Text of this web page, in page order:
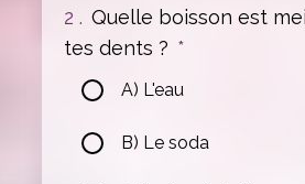
2 . Quelle boisson est
tes dents ? *
A) L'eau
B) Le soda